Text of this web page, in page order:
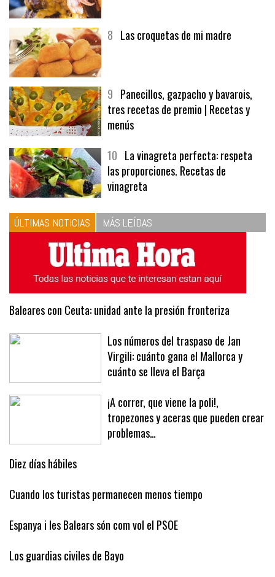
8 Las croquetas de mi madre
9 Panecillos, gazpacho y bavarois,
tres recetas de premio | Recetas y
menús
10 La vinagreta perfecta: respeta
las proporciones. Recetas de
vinagreta
ÚLTIMAS NOTICIAS MÁS LEÍDAS
Baleares con Ceuta: unidad ante la presión fronteriza
Los números del traspaso de Jan
Virgili: cuánto gana el Mallorca y
cuánto se lleva el Barça
¡A correr, que viene la poli!,
tropezones y aceras que pueden crear
problemas…
Diez días hábiles
Cuando los turistas permanecen menos tiempo
Espanya i les Balears són com vol el PSOE
Los guardias civiles de Bayo